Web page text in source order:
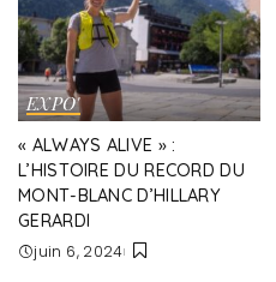
EXPO'
« ALWAYS ALIVE » :
L’HISTOIRE DU RECORD DU
MONT-BLANC D’HILLARY
GERARDI
juin 6, 2024